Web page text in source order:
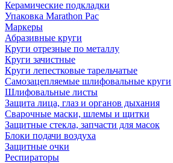
Керамические подкладки
Упаковка Marathon Pac
Маркеры
Абразивные круги
Круги отрезные по металлу
Круги зачистные
Круги лепестковые тарельчатые
Самозацепляемые шлифовальные круги
Шлифовальные листы
Защита лица, глаз и органов дыхания
Сварочные маски, шлемы и щитки
Защитные стекла, запчасти для масок
Блоки подачи воздуха
Защитные очки
Респираторы